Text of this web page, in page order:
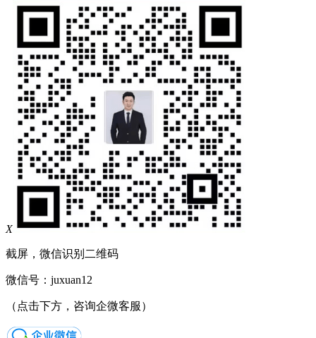
X
截屏，微信识别二维码
微信号： juxuan12
（点击下方，咨询企微客服）